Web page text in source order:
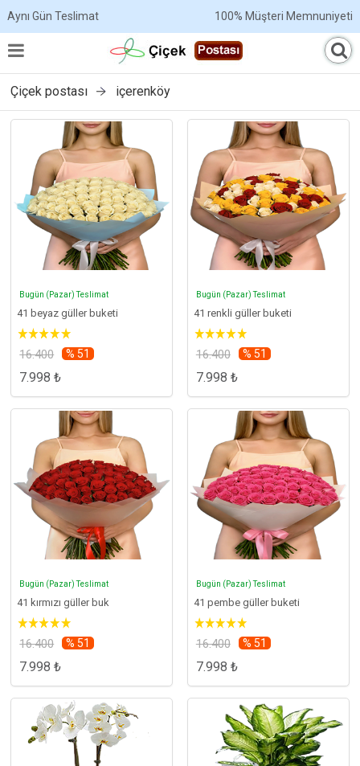
Aynı Gün Teslimat 100% Müşteri Memnuniyeti
Çiçek postası içerenköy
Bugün (Pazar) Teslimat
41 beyaz güller buketi
16.400 % 51
7.998 ₺
Bugün (Pazar) Teslimat
41 renkli güller buketi
16.400 % 51
7.998 ₺
Bugün (Pazar) Teslimat
41 kırmızı güller buk
16.400 % 51
7.998 ₺
Bugün (Pazar) Teslimat
41 pembe güller buketi
16.400 % 51
7.998 ₺